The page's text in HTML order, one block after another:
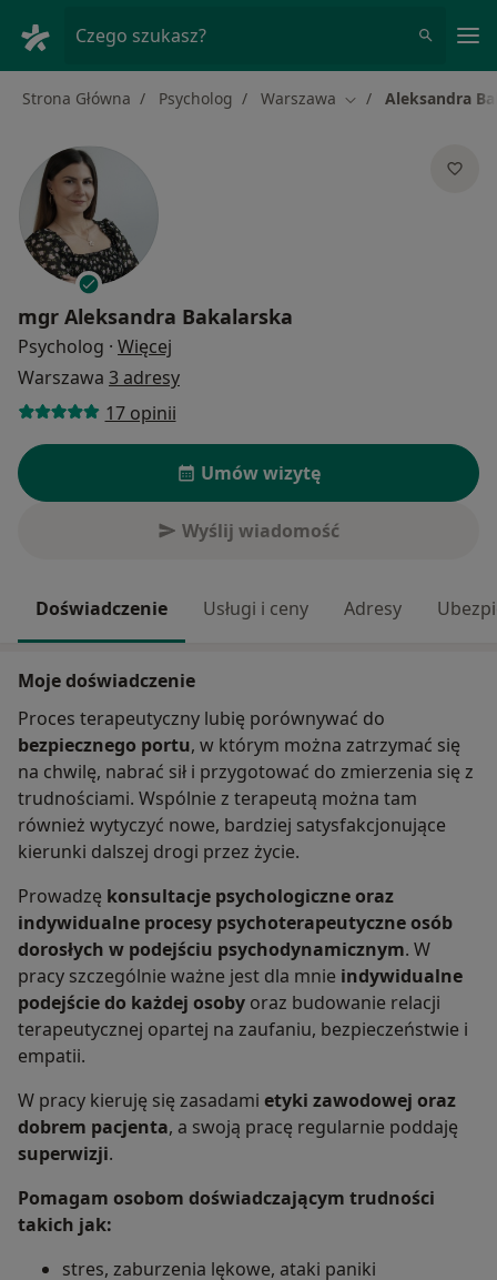
Czego szukasz?
Strona Główna Psycholog Warszawa Zmień miasto
Aleksandra
mgr Aleksandra Bakalarska
Psycholog · Więcej
Warszawa 3 adresy
17 opinii
Umów wizytę
Wyślij wiadomość
Doświadczenie Usługi i ceny Adresy
Moje doświadczenie
Proces terapeutyczny lubię porównywać do
bezpiecznego portu, w którym można zatrzymać się
na chwilę, nabrać sił i przygotować do zmierzenia się z
trudnościami. Wspólnie z terapeutą można tam
również wytyczyć nowe, bardziej satysfakcjonujące
kierunki dalszej drogi przez życie.
Prowadzę konsultacje psychologiczne oraz
indywidualne procesy psychoterapeutyczne osób
dorosłych w podejściu psychodynamicznym. W
pracy szczególnie ważne jest dla mnie indywidualne
podejście do każdej osoby oraz budowanie relacji
terapeutycznej opartej na zaufaniu, bezpieczeństwie i
empatii.
W pracy kieruję się zasadami etyki zawodowej oraz
dobrem pacjenta, a swoją pracę regularnie poddaję
superwizji.
Pomagam osobom doświadczającym trudności
takich jak:
stres, zaburzenia lękowe, ataki paniki